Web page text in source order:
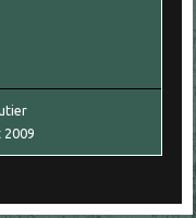
2009